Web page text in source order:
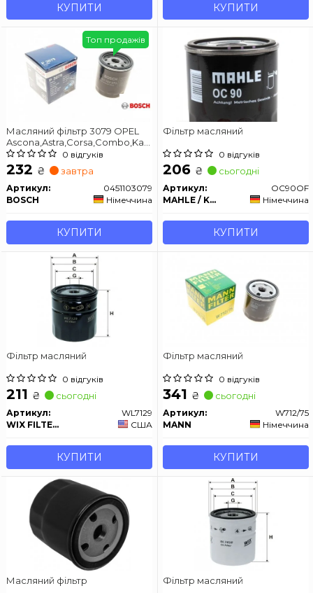
КУПИТИ КУПИТИ
Масляний фільтр 3079 OPEL
Ascona,Astra,Corsa,Combo,Kadett,Vectra,Omega
-05
0 відгуків
232 ₴ завтра
Артикул:
0451103079
BOSCH
Німеччина
КУПИТИ
Топ продажів
Фільтр масляний
0 відгуків
206 ₴ сьогодні
Артикул:
OC90OF
MAHLE / KNECHT
Німеччина
КУПИТИ
Фільтр масляний
0 відгуків
211 ₴ сьогодні
Артикул:
WL7129
WIX FILTERS
США
КУПИТИ
Фільтр масляний
0 відгуків
341 ₴ сьогодні
Артикул:
W712/75
MANN
Німеччина
КУПИТИ
Масляний фільтр Фільтр масляний